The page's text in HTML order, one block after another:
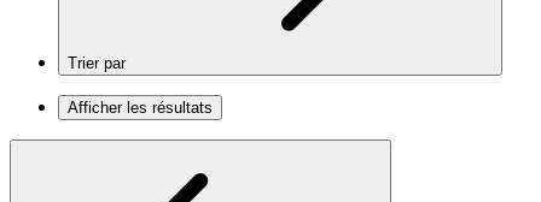
Trier par
Afficher les résultats